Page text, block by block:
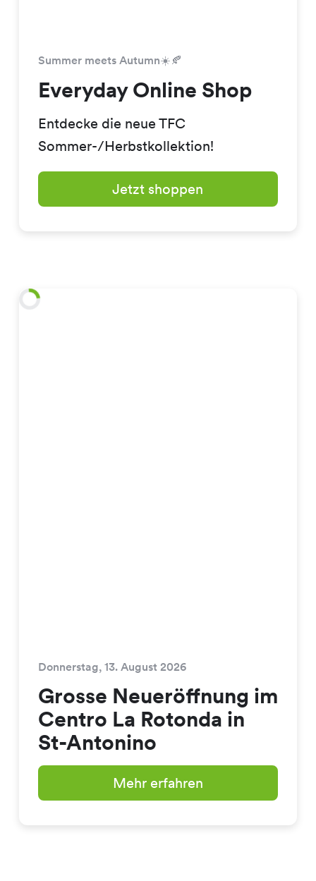
Summer meets Autumn☀️🍂
Everyday Online Shop
Entdecke die neue TFC
Sommer-/Herbstkollektion!
Jetzt shoppen
Donnerstag, 13. August 2026
Grosse Neueröffnung im
Centro La Rotonda in
St-Antonino
Mehr erfahren